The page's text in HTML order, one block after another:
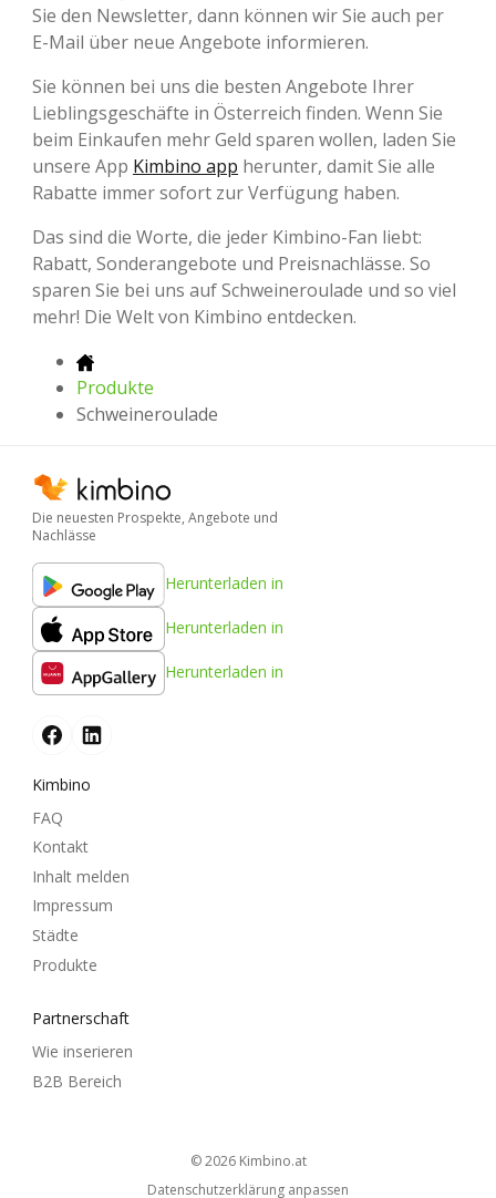
Sie den Newsletter, dann können wir Sie auch per
E-Mail über neue Angebote informieren.
Sie können bei uns die besten Angebote Ihrer
Lieblingsgeschäfte in Österreich finden. Wenn Sie
beim Einkaufen mehr Geld sparen wollen, laden Sie
unsere App Kimbino app herunter, damit Sie alle
Rabatte immer sofort zur Verfügung haben.
Das sind die Worte, die jeder Kimbino-Fan liebt:
Rabatt, Sonderangebote und Preisnachlässe. So
sparen Sie bei uns auf Schweineroulade und so viel
mehr! Die Welt von Kimbino entdecken.
Produkte
Schweineroulade
Die neuesten Prospekte, Angebote und
Nachlässe
Herunterladen in
Herunterladen in
Herunterladen in
Kimbino
FAQ
Kontakt
Inhalt melden
Impressum
Städte
Produkte
Partnerschaft
Wie inserieren
B2B Bereich
© 2026 kimbino.at
Datenschutzerklärung anpassen